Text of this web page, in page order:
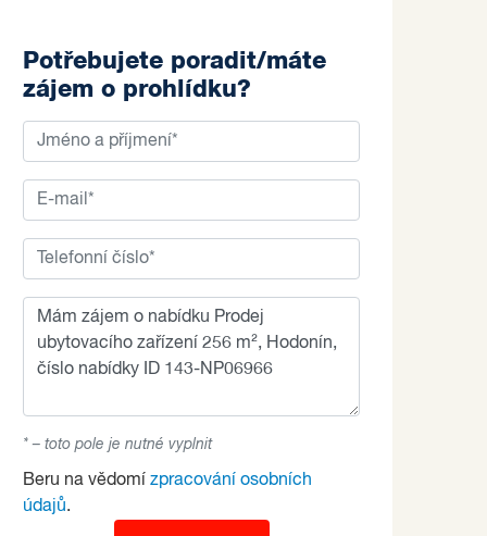
Potřebujete poradit/máte
zájem o prohlídku?
* – toto pole je nutné vyplnit
Beru na vědomí zpracování osobních
údajů.